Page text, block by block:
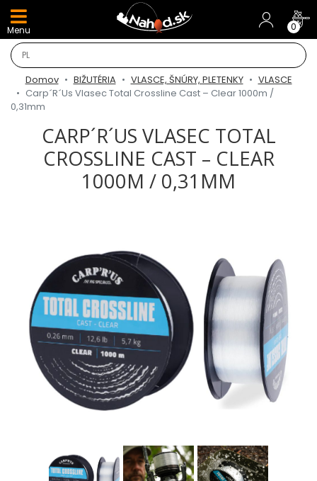
Menu 0
Domov BIŽUTÉRIA VLASCE, ŠNÚRY, PLETENKY
VLASCE
Carp´R´Us Vlasec Total Crossline Cast – Clear 1000m /
0,31mm
CARP´R´US VLASEC TOTAL
CROSSLINE CAST – CLEAR
1000M / 0,31MM
DARČEKY A AKCIE
TOP AKCIE
Odporúčame
Darčeky
PRÚTY
KAPROVÉ PRÚTY
FEEDER PRÚTY
TELESKOPICKÉ PRÚTY
PRÍVLAČOVÉ PRÚTY